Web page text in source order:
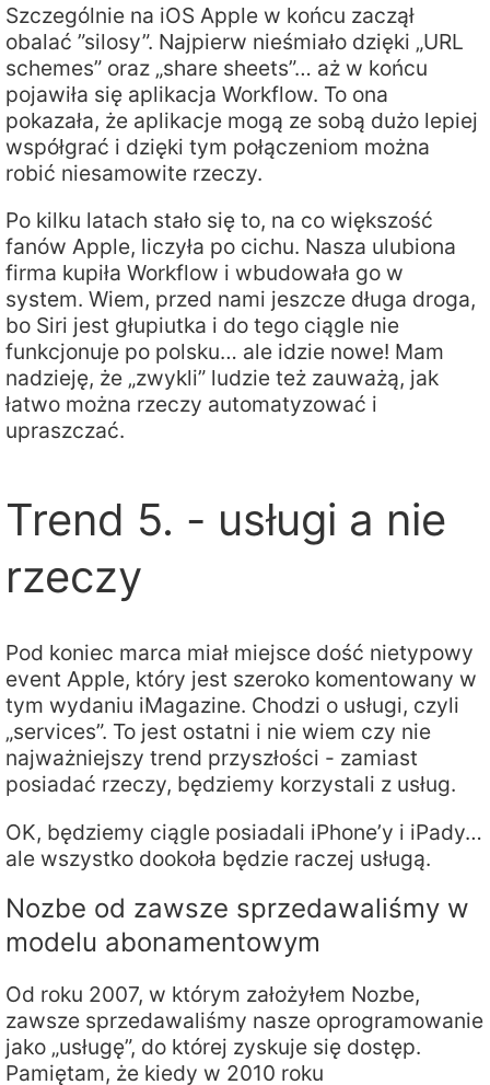
Szczególnie na iOS Apple w końcu zaczął
obalać ”silosy”. Najpierw nieśmiało dzięki „URL
schemes” oraz „share sheets”… aż w końcu
pojawiła się aplikacja Workflow. To ona
pokazała, że aplikacje mogą ze sobą dużo lepiej
współgrać i dzięki tym połączeniom można
robić niesamowite rzeczy.
Po kilku latach stało się to, na co większość
fanów Apple, liczyła po cichu. Nasza ulubiona
firma kupiła Workflow i wbudowała go w
system. Wiem, przed nami jeszcze długa droga,
bo Siri jest głupiutka i do tego ciągle nie
funkcjonuje po polsku… ale idzie nowe! Mam
nadzieję, że „zwykli” ludzie też zauważą, jak
łatwo można rzeczy automatyzować i
upraszczać.
Trend 5. - usługi a nie
rzeczy
Pod koniec marca miał miejsce dość nietypowy
event Apple, który jest szeroko komentowany w
tym wydaniu iMagazine. Chodzi o usługi, czyli
„services”. To jest ostatni i nie wiem czy nie
najważniejszy trend przyszłości - zamiast
posiadać rzeczy, będziemy korzystali z usług.
OK, będziemy ciągle posiadali iPhone’y i iPady…
ale wszystko dookoła będzie raczej usługą.
Nozbe od zawsze sprzedawaliśmy w
modelu abonamentowym
Od roku 2007, w którym założyłem Nozbe,
zawsze sprzedawaliśmy nasze oprogramowanie
jako „usługę”, do której zyskuje się dostęp.
Pamiętam, że kiedy w 2010 roku